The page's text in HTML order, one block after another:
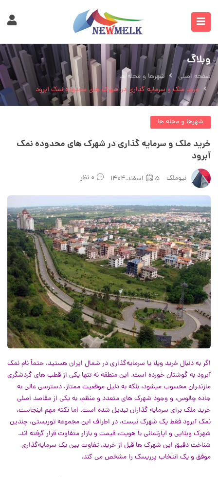
وبلاگ
صفحه اصلی
شهرها و محله ها
خرید ملک و سرمایه گذاری در شهرک های محدوده نمک آبرود
شهرها و محله ها
خرید ملک و سرمایه گذاری در شهرک های محدوده نمک
آبرود
نیوملک ۵اسفند.۱۴۰۴ ۰ نظر
اگر به دنبال خرید ویلا یا سرمایه‌گذاری در شمال ایران هستید، حتماً نام نمک
آبرود به گوشتان خورده است. این منطقه نه تنها یکی از قطب های گردشگری
مازندران محسوب میشود، بلکه به دلیل موقعیت ممتاز، دسترسی عالی به
جاده چالوس، و وجود شهرک های متعدد و منظم، به یکی از مقاصد اصلی
خرید ملک برای سرمایه گذاران تبدیل شده است. اما نکته مهم اینجاست،
نمک آبرود فقط یک شهرک نیست، در اطراف این مجموعه توریستی، چندین
شهرک ویلایی و آپارتمانی با هویت، قیمت و بازار متفاوت قرار گرفته اند.
شناخت دقیق این شهرک ها قبل از خرید، تفاوت بین یک سرمایه‌گذاری
موفق و یک انتخاب پرریسک را مشخص می کند.